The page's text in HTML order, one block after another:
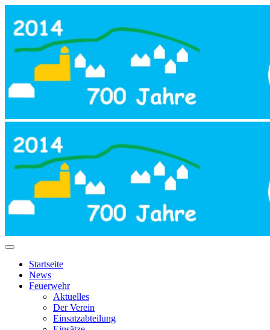
Startseite
News
Feuerwehr
Aktuelles
Der Verein
Einsatzabteilung